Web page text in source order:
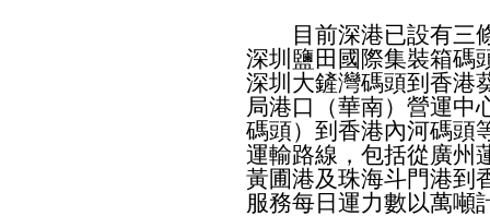
目前深港已設有三條
深圳鹽田國際集裝箱碼
深圳大鏟灣碼頭到香港
局港口（華南）營運中
碼頭）到香港內河碼頭
運輸路線，包括從廣州
黃圃港及珠海斗門港到
服務每日運力數以萬噸